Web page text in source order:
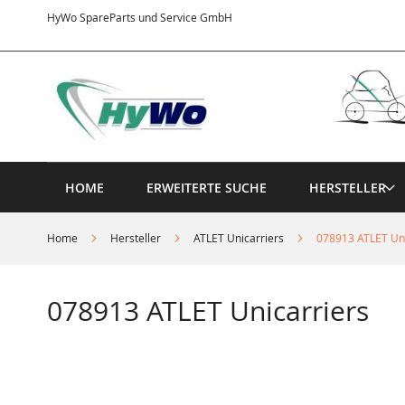
HyWo SpareParts und Service GmbH
Inhalt
HOME ERWEITERTE SUCHE HERSTELLER
Home Hersteller ATLET Unicarriers 078913 ATLET
078913 ATLET Unicarriers